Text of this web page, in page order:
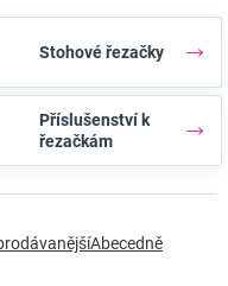
Stohové řezačky
Příslušenství k
řezačkám
Abecedně